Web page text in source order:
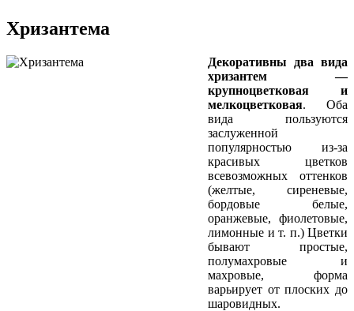
Хризантема
Декоративны два вида
хризантем —
крупноцветковая и
мелкоцветковая. Оба
вида пользуются
заслуженной
популярностью из-за
красивых цветков
всевозможных оттенков
(желтые, сиреневые,
бордовые белые,
оранжевые, фиолетовые,
лимонные и т. п.) Цветки
бывают простые,
полумахровые и
махровые, форма
варьирует от плоских до
шаровидных.